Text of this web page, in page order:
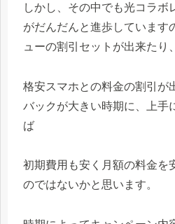
しかし、その中でも光コラボ
がだんだんと進歩しています
ューの割引セットが出来たり、
格安スマホとの料金の割引が
バックが大きい時期に、上手
ば
初期費用も安く月額の料金を
のではないかと思います。